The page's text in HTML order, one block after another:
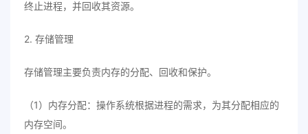
终止进程，并回收其资源。
2. 存储管理
存储管理主要负责内存的分配、回收和保护。
（1）内存分配：操作系统根据进程的需求，为其分配相应的
内存空间。